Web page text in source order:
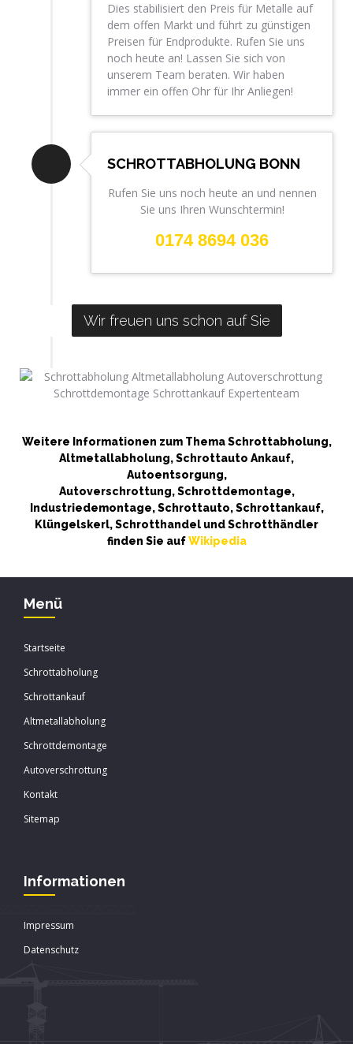
Dies stabilisiert den Preis für Metalle auf
dem offen Markt und führt zu günstigen
Preisen für Endprodukte. Rufen Sie uns
noch heute an! Lassen Sie sich von
unserem Team beraten. Wir haben
immer ein offen Ohr für Ihr Anliegen!
SCHROTTABHOLUNG BONN
Rufen Sie uns noch heute an und nennen
Sie uns Ihren Wunschtermin!
0174 8694 036
Wir freuen uns schon auf Sie
Weitere Informationen zum Thema Schrottabholung,
Altmetallabholung, Schrottauto Ankauf,
Autoentsorgung,
Autoverschrottung, Schrottdemontage,
Industriedemontage, Schrottauto, Schrottankauf,
Klüngelskerl, Schrotthandel und Schrotthändler
finden Sie aufWikipedia
Menü
Startseite
Schrottabholung
Schrottankauf
Altmetallabholung
Schrottdemontage
Autoverschrottung
Kontakt
Sitemap
Informationen
Impressum
Datenschutz